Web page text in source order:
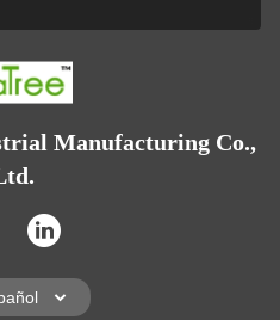
Manufacturing Co.,